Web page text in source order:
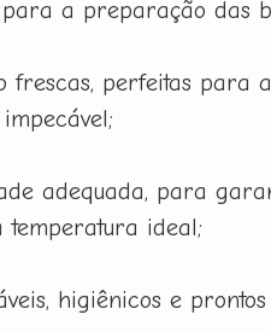
a preparação das
frescas, perfeitas para
adequada, para
temperatura ideal;
higiênicos e